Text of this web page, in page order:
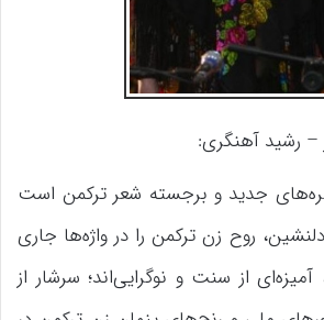
– رشید آهنگری:
جدید و برجسته‌ شعر ترکمن است
روح زن ترکمن را در واژه‌ها جاری
از سنت و نوگرایی‌اند؛ سرشار از